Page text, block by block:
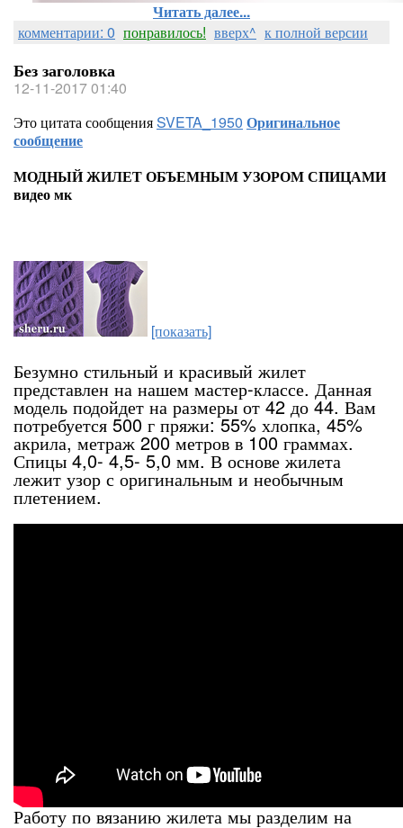
Читать далее...
комментарии: 0 понравилось! вверх^ к полной версии
Без заголовка
12-11-2017 01:40
Это цитата сообщенияSVETA_1950 Оригинальное
сообщение
МОДНЫЙ ЖИЛЕТ ОБЪЕМНЫМ УЗОРОМ СПИЦАМИ
видео мк
[показать]
Безумно стильный и красивый жилет
представлен на нашем мастер-классе. Данная
модель подойдет на размеры от 42 до 44. Вам
потребуется 500 г пряжи: 55% хлопка, 45%
акрила, метраж 200 метров в 100 граммах.
Спицы 4,0- 4,5- 5,0 мм. В основе жилета
лежит узор с оригинальным и необычным
плетением.
Работу по вязанию жилета мы разделим на